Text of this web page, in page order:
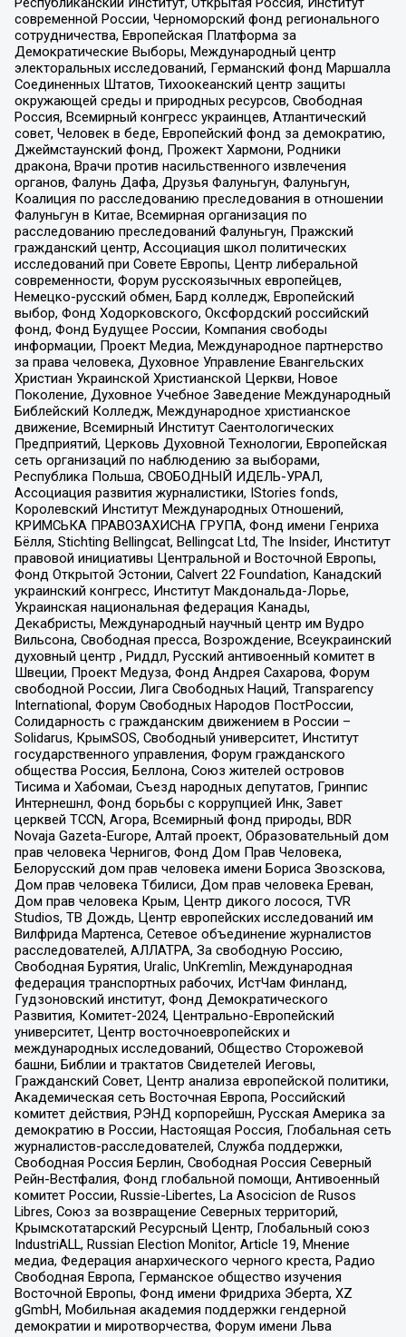
современной России, Черноморский фонд регионального
сотрудничества, Европейская Платформа за
Демократические Выборы, Международный центр
электоральных исследований, Германский фонд Маршалла
Соединенных Штатов, Тихоокеанский центр защиты
окружающей среды и природных ресурсов, Свободная
Россия, Всемирный конгресс украинцев, Атлантический
совет, Человек в беде, Европейский фонд за демократию,
Джеймстаунский фонд, Прожект Хармони, Родники
дракона, Врачи против насильственного извлечения
органов, Фалунь Дафа, Друзья Фалуньгун, Фалуньгун,
Коалиция по расследованию преследования в отношении
Фалуньгун в Китае, Всемирная организация по
расследованию преследований Фалуньгун, Пражский
гражданский центр, Ассоциация школ политических
исследований при Совете Европы, Центр либеральной
современности, Форум русскоязычных европейцев,
Немецко-русский обмен, Бард колледж, Европейский
выбор, Фонд Ходорковского, Оксфордский российский
фонд, Фонд Будущее России, Компания свободы
информации, Проект Медиа, Международное партнерство
за права человека, Духовное Управление Евангельских
Христиан Украинской Христианской Церкви, Новое
Поколение, Духовное Учебное Заведение Международный
Библейский Колледж, Международное христианское
движение, Всемирный Институт Саентологических
Предприятий, Церковь Духовной Технологии, Европейская
сеть организаций по наблюдению за выборами,
Республика Польша, СВОБОДНЫЙ ИДЕЛЬ-УРАЛ,
Ассоциация развития журналистики, IStories fonds,
Королевский Институт Международных Отношений,
КРИМСЬКА ПРАВОЗАХИСНА ГРУПА, Фонд имени Генриха
Бёлля, Stichting Bellingcat, Bellingcat Ltd, The Insider, Институт
правовой инициативы Центральной и Восточной Европы,
Фонд Открытой Эстонии, Calvert 22 Foundation, Канадский
украинский конгресс, Институт Макдональда-Лорье,
Украинская национальная федерация Канады,
Декабристы, Международный научный центр им Вудро
Вильсона, Свободная пресса, Возрождение, Всеукраинский
духовный центр , Риддл, Русский антивоенный комитет в
Швеции, Проект Медуза, Фонд Андрея Сахарова, Форум
свободной России, Лига Свободных Наций, Transparеncy
International, Форум Свободных Народов ПостРоссии,
Солидарность с гражданским движением в России –
Solidarus, КрымSOS, Свободный университет, Институт
государственного управления, Форум гражданского
общества Россия, Беллона, Союз жителей островов
Тисима и Хабомаи, Съезд народных депутатов, Гринпис
Интернешнл, Фонд борьбы с коррупцией Инк, Завет
церквей TCCN, Агора, Всемирный фонд природы, BDR
Novaja Gazeta-Europe, Алтай проект, Образовательный дом
прав человека Чернигов, Фонд Дом Прав Человека,
Белорусский дом прав человека имени Бориса Звозскова,
Дом прав человека Тбилиси, Дом прав человека Ереван,
Дом прав человека Крым, Центр дикого лосося, TVR
Studios, ТВ Дождь, Центр европейских исследований им
Вилфрида Мартенса, Сетевое объединение журналистов
расследователей, АЛЛАТРА, За свободную Россию,
Свободная Бурятия, Uralic, UnKremlin, Международная
федерация транспортных рабочих, ИстЧам Финланд,
Гудзоновский институт, Фонд Демократического
Развития, Комитет-2024, Центрально-Европейский
университет, Центр восточноевропейских и
международных исследований, Общество Сторожевой
башни, Библии и трактатов Свидетелей Иеговы,
Гражданский Совет, Центр анализа европейской политики,
Академическая сеть Восточная Европа, Российский
комитет действия, РЭНД корпорейшн, Русская Америка за
демократию в России, Настоящая Россия, Глобальная сеть
журналистов-расследователей, Служба поддержки,
Свободная Россия Берлин, Свободная Россия Северный
Рейн-Вестфалия, Фонд глобальной помощи, Антивоенный
комитет России, Russie-Libertes, La Asocicion de Rusos
Libres, Союз за возвращение Северных территорий,
Крымскотатарский Ресурсный Центр, Глобальный союз
IndustriALL, Russian Election Monitor, Article 19, Мнение
медиа, Федерация анархического черного креста, Радио
Свободная Европа, Германское общество изучения
Восточной Европы, Фонд имени Фридриха Эберта, XZ
gGmbH, Мобильная академия поддержки гендерной
демократии и миротворчества, Форум имени Льва